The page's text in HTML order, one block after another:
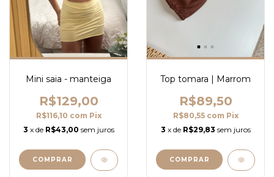
Mini saia - manteiga
R$129,00
R$116,10 com Pix
3 x de R$43,00 sem juros
COMPRAR
Top tomara | Marrom
R$89,50
R$80,55 com Pix
3 x de R$29,83 sem juros
COMPRAR